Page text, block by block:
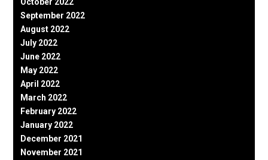
September 2022
August 2022
July 2022
June 2022
May 2022
April 2022
March 2022
February 2022
January 2022
December 2021
November 2021